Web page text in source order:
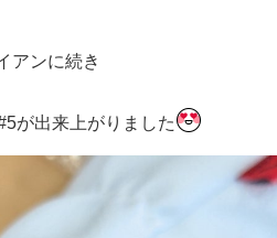
アンに続き
が出来上がりました